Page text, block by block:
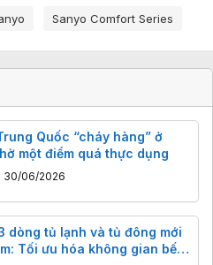
Sanyo Comfort Series
Quốc “cháy hàng” ở
một điểm quá thực dụng
30/06/2026
dòng tủ lạnh và tủ đông mới
Tối ưu hóa không gian bếp